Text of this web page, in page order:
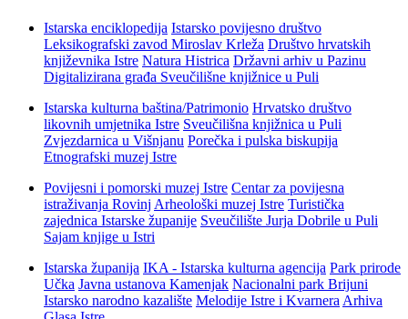
Istarska enciklopedija Istarsko povijesno društvo
Leksikografski zavod Miroslav Krleža Društvo hrvatskih
književnika Istre Natura Histrica Državni arhiv u Pazinu
Digitalizirana građa Sveučilišne knjižnice u Puli
Istarska kulturna baština/Patrimonio Hrvatsko društvo
likovnih umjetnika Istre Sveučilišna knjižnica u Puli
Zvjezdarnica u Višnjanu Porečka i pulska biskupija
Etnografski muzej Istre
Povijesni i pomorski muzej Istre Centar za povijesna
istraživanja Rovinj Arheološki muzej Istre Turistička
zajednica Istarske županije Sveučilište Jurja Dobrile u Puli
Sajam knjige u Istri
Istarska županija IKA - Istarska kulturna agencija Park prirode
Učka Javna ustanova Kamenjak Nacionalni park Brijuni
Istarsko narodno kazalište Melodije Istre i KvarneraArhiva